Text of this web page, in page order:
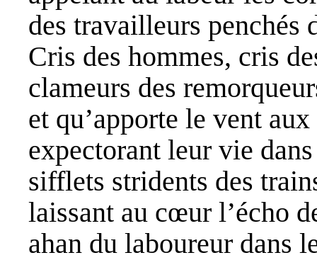
des travailleurs penchés
Cris des hommes, cris
clameurs des
et qu’apporte le vent
expectorant leur vie
sifflets stridents des
laissant au cœur l’écho
ahan du laboureur